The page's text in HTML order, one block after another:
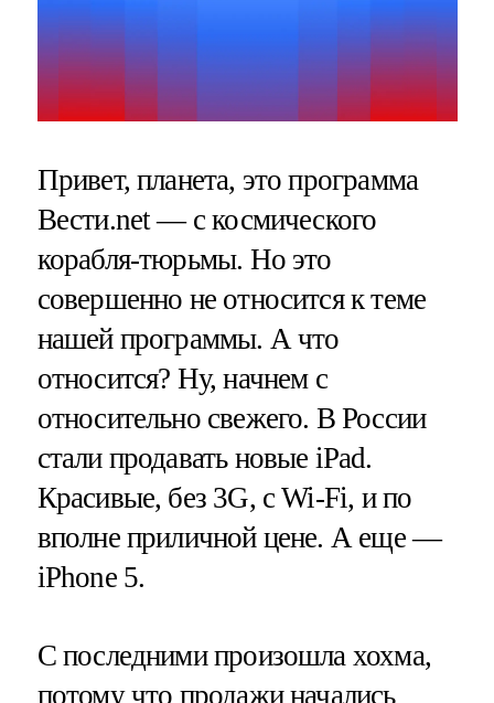
Привет, планета, это программа
Вести.net — с космического
корабля-тюрьмы. Но это
совершенно не относится к теме
нашей программы. А что
относится? Ну, начнем с
относительно свежего. В России
стали продавать новые iPad.
Красивые, без 3G, с Wi-Fi, и по
вполне приличной цене. А еще —
iPhone 5.
С последними произошла хохма,
потому что продажи начались